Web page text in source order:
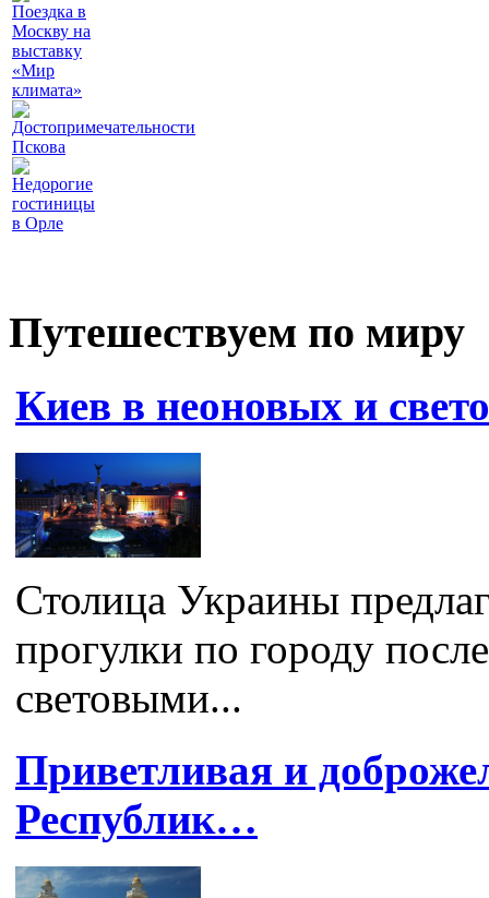
Поездка в
Москву на
выставку
«Мир
климата»
Достопримечательности
Пскова
Недорогие
гостиницы
в Орле
Путешествуем по миру
Киев в неоновых и
Столица Украины
прогулки по городу
световыми...
Приветливая и
Республик…